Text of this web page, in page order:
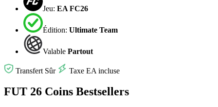
Jeu: EA FC26
Édition: Ultimate Team
Valable Partout
Transfert Sûr Taxe EA incluse
FUT 26 Coins Bestsellers